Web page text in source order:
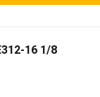
16 1/8